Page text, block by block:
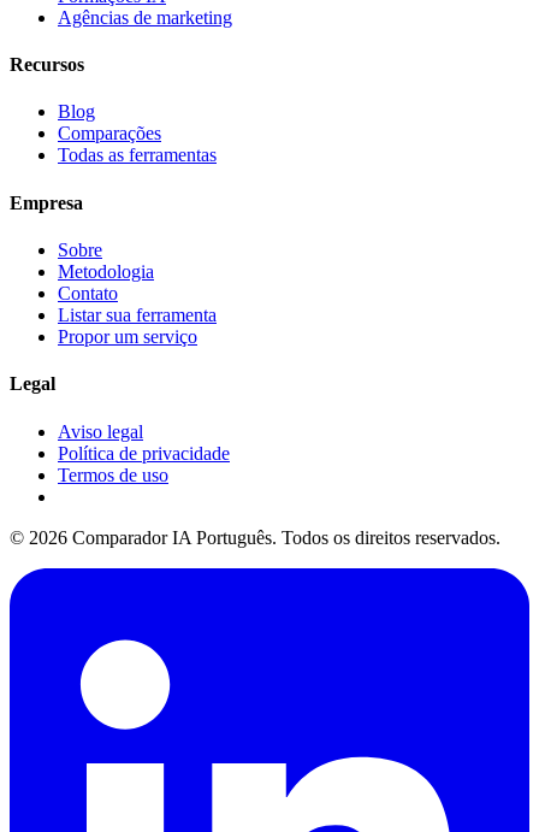
Agências de marketing
Recursos
Blog
Comparações
Todas as ferramentas
Empresa
Sobre
Metodologia
Contato
Listar sua ferramenta
Propor um serviço
Legal
Aviso legal
Política de privacidade
Termos de uso
© 2026 Comparador IA Português. Todos os direitos reservados.